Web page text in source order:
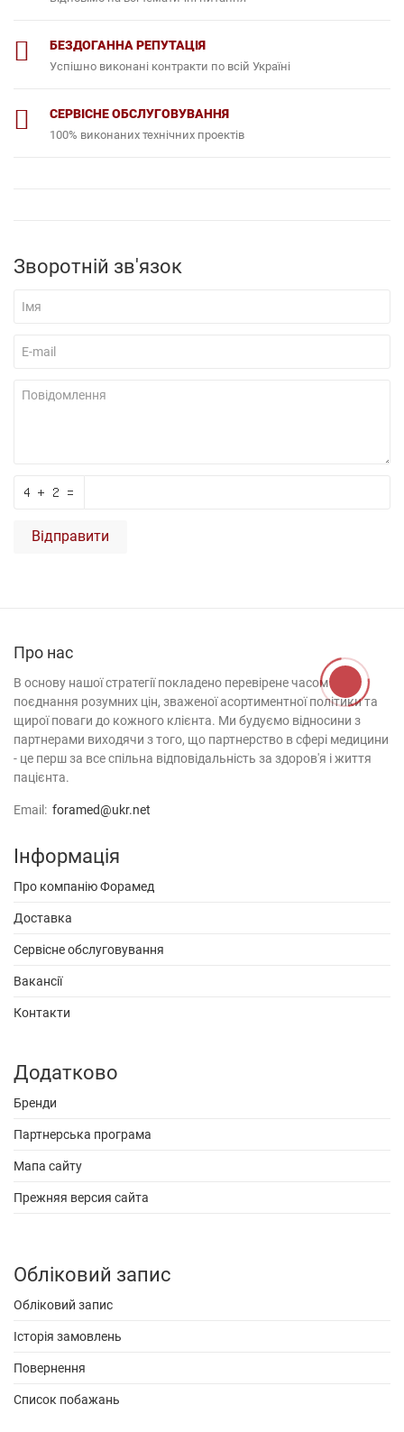
БЕЗДОГАННА РЕПУТАЦІЯ
Успішно виконані контракти по всій Україні
СЕРВІСНЕ ОБСЛУГОВУВАННЯ
100% виконаних технічних проектів
Зворотній зв'язок
Відправити
Про нас
В основу нашоїстратегії покладено перевіренечасом
поєднання розумних цін, зваженоїасортиментної політикита
щирої поваги до кожного клієнта. Ми будуємо відносини з
партнерами виходячи зтого, що партнерство всфері медицини
- це перш за всеспільна відповідальність за здоров'я іжиття
пацієнта.
Email: foramed@ukr.net
Інформація
Про компанію Форамед
Доставка
Сервісне обслуговування
Вакансії
Контакти
Додатково
Бренди
Партнерська програма
Мапа сайту
Прежняя версия сайта
Обліковий запис
Обліковий запис
Історія замовлень
Повернення
Список побажань